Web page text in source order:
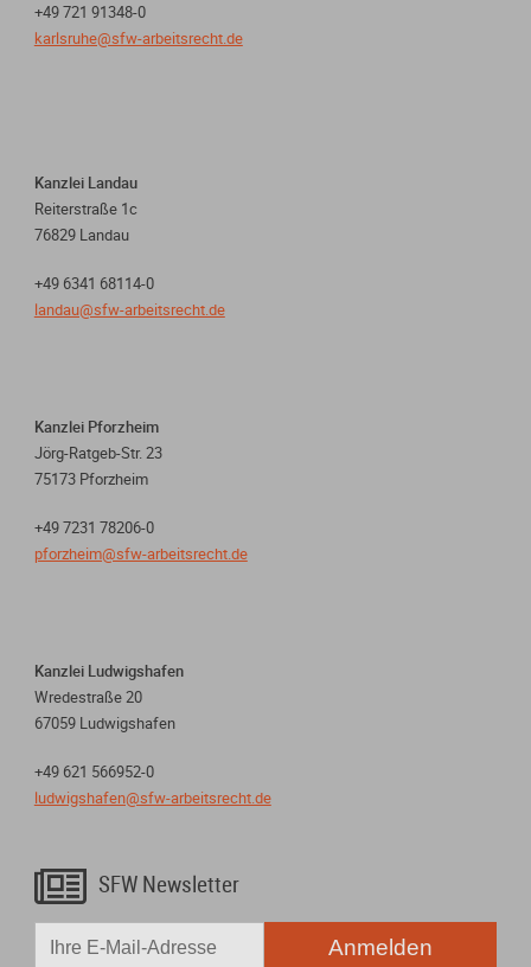
+49 721 91348-0
karlsruhe@sfw-arbeitsrecht.de
Kanzlei Landau
Reiterstraße 1c
76829 Landau
+49 6341 68114-0
landau@sfw-arbeitsrecht.de
Kanzlei Pforzheim
Jörg-Ratgeb-Str. 23
75173 Pforzheim
+49 7231 78206-0
pforzheim@sfw-arbeitsrecht.de
Kanzlei Ludwigshafen
Wredestraße 20
67059 Ludwigshafen
+49 621 566952-0
ludwigshafen@sfw-arbeitsrecht.de
 SFW Newsletter
Anmelden